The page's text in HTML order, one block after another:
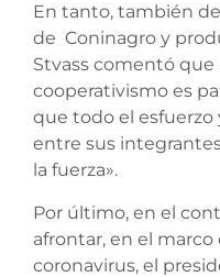
En tanto, también
de Coninagro y
Stvass comentó que
cooperativismo es
que todo el
entre sus
la fuerza».
Por último, en el
afrontar, en el
coronavirus, el